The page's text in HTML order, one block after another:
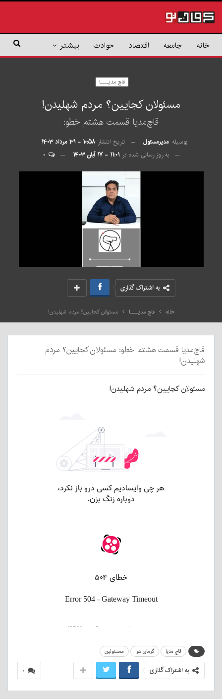
خانه جامعه اقتصاد حوادث بیشتر
قاچ مدیــــا
مسئولان کجایین؟ مردم شهلیدن!
قاچ‌مدیا قسمت هشتم خطو:
بوسیله مدیرمسئول تاریخ انتشار ۱۰:۵۸ - ۳۱ مرداد ۱۴۰۳
به روز رسانی شده در ۱۱:۰۱ - ۱۷ آبان ۱۴۰۳ ۰
به اشتراک گذاری
خانه قاچ مدیــــا مسئولان کجایین؟ مردم شهلیدن!
قاچ‌مدیا قسمت هشتم خطو: مسئولان کجایین؟ مردم
شهلیدن!
مسئولان کجایین؟ مردم شهلیدن!
قاچ مدیا گرمای هوا ممسئولین
۰ به اشتراک گذاری